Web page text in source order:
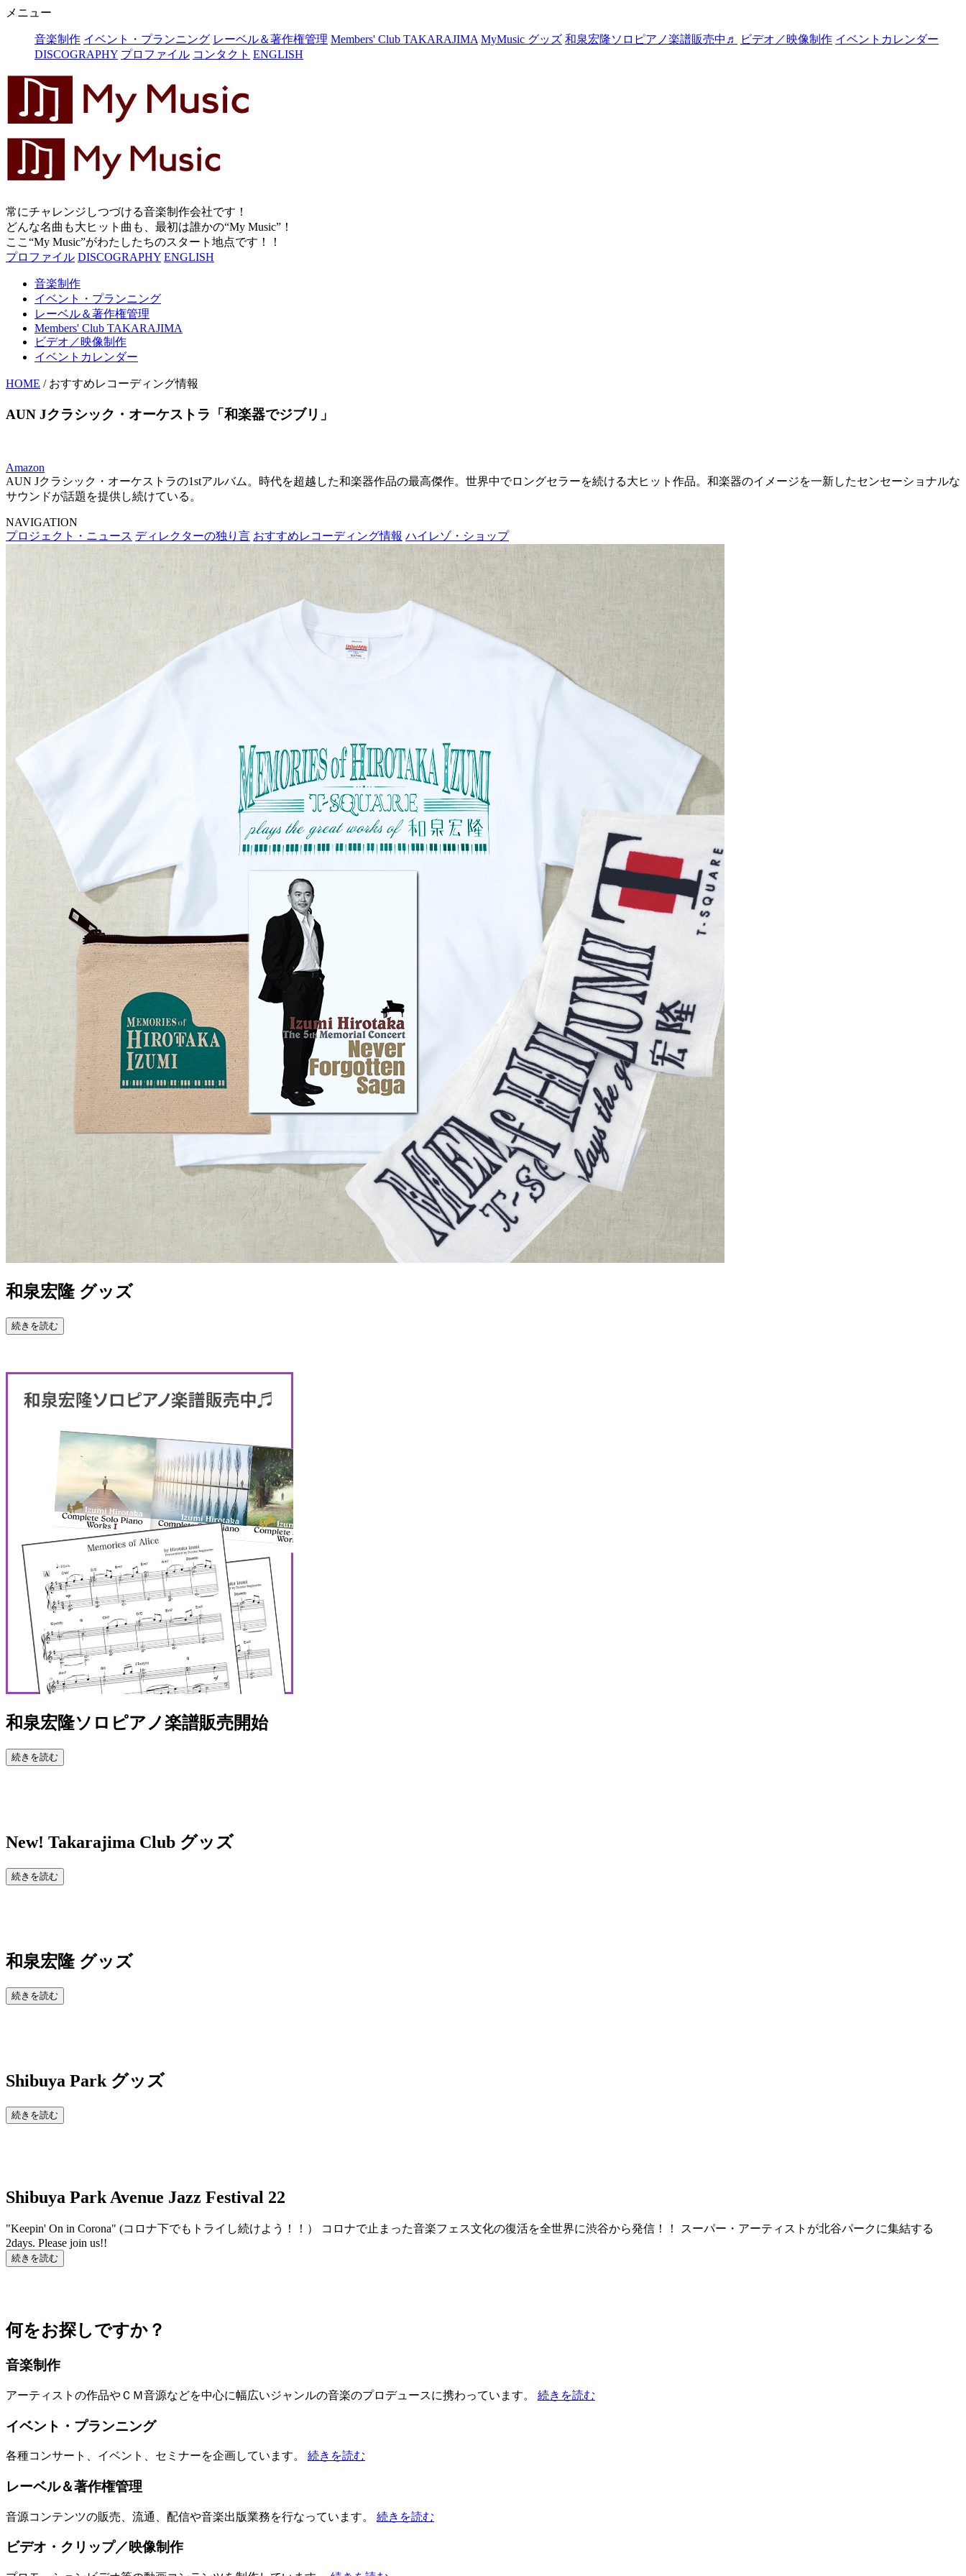
メニュー
音楽制作 イベント・プランニング レーベル＆著作権管理 Members' Club TAKARAJIMA MyMusic グッズ 和泉宏隆ソロピアノ楽譜販売中♬ ビデオ／映像制作 イベントカレンダー
DISCOGRAPHY プロファイル コンタクト ENGLISH
常にチャレンジしつづける音楽制作会社です！
どんな名曲も大ヒット曲も、最初は誰かの“My Music”！
ここ“My Music”がわたしたちのスタート地点です！！
プロファイル DISCOGRAPHY ENGLISH
音楽制作
イベント・プランニング
レーベル＆著作権管理
Members' Club TAKARAJIMA
ビデオ／映像制作
イベントカレンダー
HOME / おすすめレコーディング情報
AUN Jクラシック・オーケストラ「和楽器でジブリ」
Amazon
AUN Jクラシック・オーケストラの1stアルバム。時代を超越した和楽器作品の最高傑作。世界中でロングセラーを続ける大ヒット作品。和楽器のイメージを一新したセンセーショナルな
サウンドが話題を提供し続けている。
NAVIGATION
プロジェクト・ニュース ディレクターの独り言 おすすめレコーディング情報 ハイレゾ・ショップ
和泉宏隆 グッズ
続きを読む
和泉宏隆ソロピアノ楽譜販売開始
続きを読む
New! Takarajima Club グッズ
続きを読む
和泉宏隆 グッズ
続きを読む
Shibuya Park グッズ
続きを読む
Shibuya Park Avenue Jazz Festival 22
"Keepin' On in Corona" (コロナ下でもトライし続けよう！！） コロナで止まった音楽フェス文化の復活を全世界に渋谷から発信！！ スーパー・アーティストが北谷パークに集結する
2days. Please join us!!
続きを読む
何をお探しですか？
音楽制作
アーティストの作品やＣＭ音源などを中心に幅広いジャンルの音楽のプロデュースに携わっています。 続きを読む
イベント・プランニング
各種コンサート、イベント、セミナーを企画しています。 続きを読む
レーベル＆著作権管理
音源コンテンツの販売、流通、配信や音楽出版業務を行なっています。 続きを読む
ビデオ・クリップ／映像制作